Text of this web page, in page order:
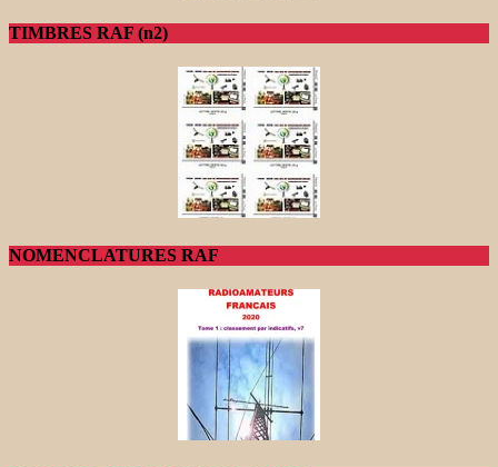
TIMBRES RAF (n2)
NOMENCLATURES RAF